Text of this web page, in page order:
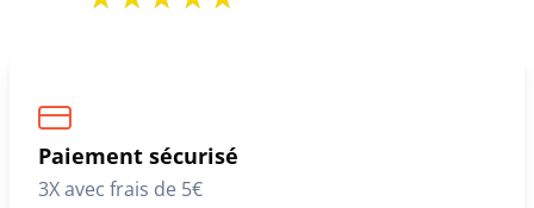
Paiement sécurisé
3X avec frais de 5€